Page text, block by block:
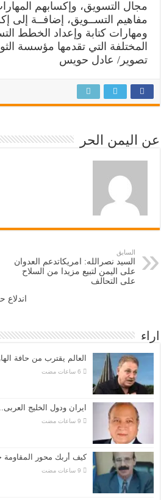
مجال التسويق، وإكسابهم
مفاهيم التســويق، إضافــة إلى
ومهارات كتابة وإعداد الخطط
المختلفة التي تقدمها مؤسسة
تصوير/ عادل حويس
عن اليمن الحر
السابق
السيد نصرالله: امريكاتدعم العدوان
على اليمن لتبيع مزيدا من السلاح
على التحالف
اراء
العالم يقترب من حافة
ايران ودول الخليج
كيف أربك محور